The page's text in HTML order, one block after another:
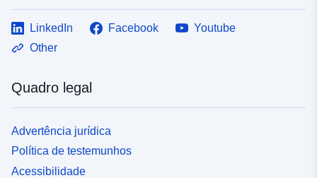
LinkedIn Facebook
Youtube
Other
Quadro legal
Advertência jurídica
Política de testemunhos
Acessibilidade